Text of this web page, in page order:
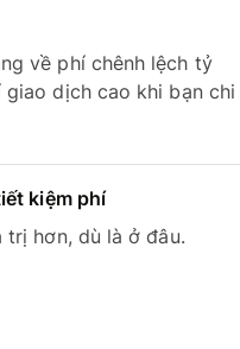
về phí chênh lệch tỷ
dịch cao khi bạn chi
kiệm phí
hơn, dù là ở đâu.